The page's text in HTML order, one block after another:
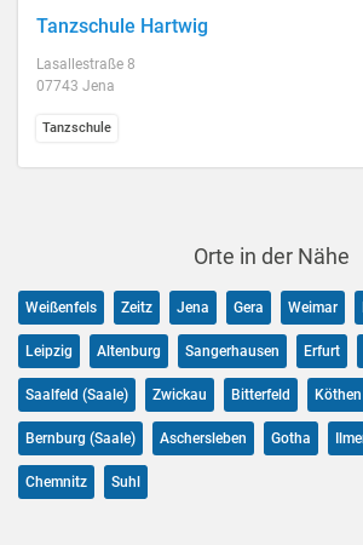
Tanzschule Hartwig
Lasallestraße 8
07743 Jena
Tanzschule
Orte in der Nähe
Weißenfels Zeitz Jena Gera Weimar
Leipzig Altenburg Sangerhausen Erfurt
Saalfeld (Saale) Zwickau Bitterfeld
Bernburg (Saale) Aschersleben Gotha
Chemnitz Suhl